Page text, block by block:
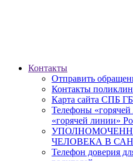
Контакты
Отправить
Контакты
Карта сайта СПБ
Телефоны
«горячей линии»
ЧЕЛОВЕКА В
Телефон доверия